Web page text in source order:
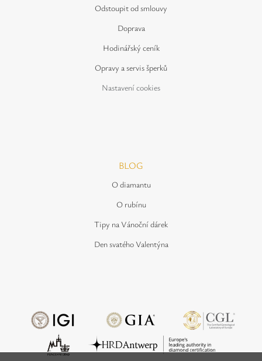
Odstoupit od smlouvy
Doprava
Hodinářský ceník
Opravy a servis šperků
Nastavení cookies
BLOG
O diamantu
O rubínu
Tipy na Vánoční dárek
Den svatého Valentýna